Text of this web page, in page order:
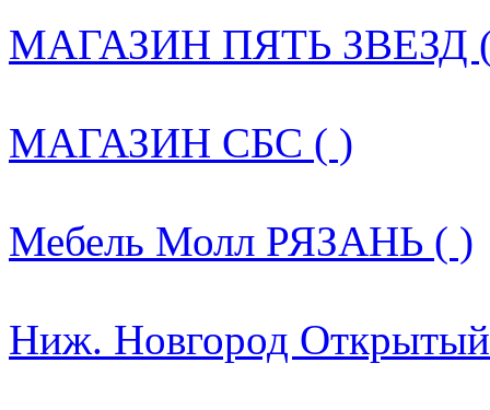
МАГАЗИН ПЯТЬ ЗВЕЗД
МАГАЗИН СБС ( )
Мебель Молл РЯЗАНЬ ( )
Ниж. Новгород